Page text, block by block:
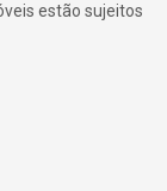
estão sujeitos